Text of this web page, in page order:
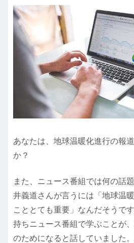
あなたは、地球温暖化進行の報
か？
また、ニュース番組では何の話
井義道さんが言うには「地球温
こととても重要」なんだそうで
持ちニュース番組で学ぶことが
のためになると話していました